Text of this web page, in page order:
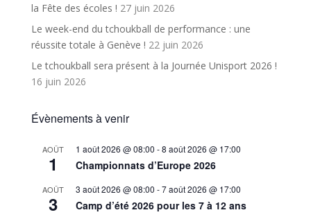
la Fête des écoles ! 27 juin 2026
Le week-end du tchoukball de performance : une
réussite totale à Genève ! 22 juin 2026
Le tchoukball sera présent à la Journée Unisport 2026 !
16 juin 2026
Évènements à venir
AOÛT
1
1 août 2026 @ 08:00 -8 août 2026 @ 17:00
Championnats d’Europe 2026
AOÛT
3
3 août 2026 @ 08:00 -7 août 2026 @ 17:00
Camp d’été 2026 pour les 7 à 12 ans